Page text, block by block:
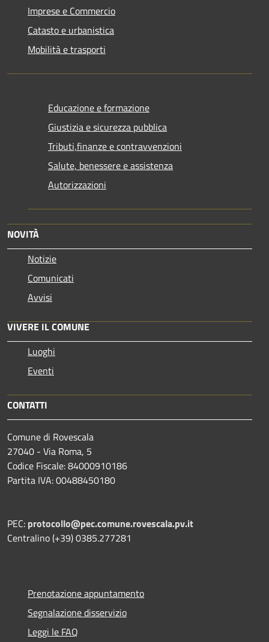
Imprese e Commercio
Catasto e urbanistica
Mobilità e trasporti
Educazione e formazione
Giustizia e sicurezza pubblica
Tributi,finanze e contravvenzioni
Salute, benessere e assistenza
Autorizzazioni
NOVITÀ
Notizie
Comunicati
Avvisi
VIVERE IL COMUNE
Luoghi
Eventi
CONTATTI
Comune di Rovescala
27040 - Via Roma, 5
Codice Fiscale: 84000910186
Partita IVA: 00488450180
PEC: protocollo@pec.comune.rovescala.pv.it
Centralino (+39) 0385.277281
Prenotazione appuntamento
Segnalazione disservizio
Leggi le FAQ